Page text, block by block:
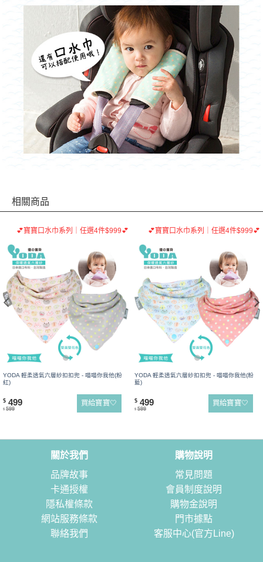
相關商品
💕寶寶口水巾系列｜任選4件$999💕
YODA 輕柔透氣六層紗扣扣兜 - 喵喵你我他(粉
紅)
$ 499
$ 599
買給寶寶🤍
💕寶寶口水巾系列｜任選4件$999💕
YODA 輕柔透氣六層紗扣扣兜 - 喵喵你我他(粉
藍)
$ 499
$ 599
買給寶寶🤍
關於我們
品牌故事
卡通授權
隱私權條款
網站服務條款
聯絡我們
購物說明
常見問題
會員制度說明
購物金說明
門市據點
客服中心(官方Line)